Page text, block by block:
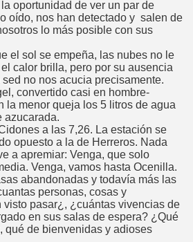
la oportunidad de ver un par de
oído, nos han detectado y salen de
lo más posible con sus
el sol se empeña, las nubes no le
calor brilla, pero por su ausencia
no nos acucia precisamente.
convertido casi en hombre-
la menor queja los 5 litros de agua
azucarada.
a las 7,26. La estación se
opuesto a la de Herreros. Nada
a apremiar: Venga, que solo
Venga, vamos hasta Ocenilla.
abandonadas y todavía más las
personas, cosas y
visto pasar¿, ¿cuántas vivencias de
en sus salas de espera? ¿Qué
qué de bienvenidas y adioses